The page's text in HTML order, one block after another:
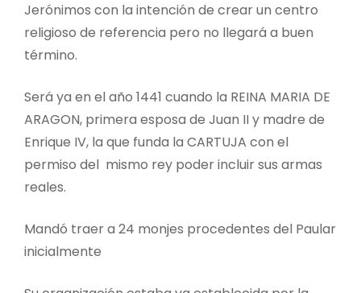
Jerónimos con la intención de crear un centro
religioso de referencia pero no llegará a buen
término.
Será ya en el año 1441 cuando la REINA MARIA DE
ARAGON, primera esposa de Juan II y madre de
Enrique IV, la que funda la CARTUJA con el
permiso del mismo rey poder incluir sus armas
reales.
Mandó traer a 24 monjes procedentes del Paular
inicialmente